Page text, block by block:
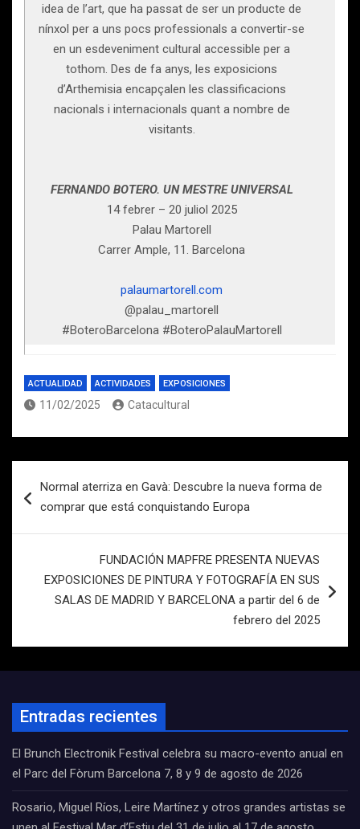
idea de l’art, que ha passat de ser un producte de
nínxol per a uns pocs professionals a convertir-se
en un esdeveniment cultural accessible per a
tothom. Des de fa anys, les exposicions
d’Arthemisia encapçalen les classificacions
nacionals i internacionals quant a nombre de
visitants.
FERNANDO BOTERO. UN MESTRE UNIVERSAL
14 febrer – 20 juliol 2025
Palau Martorell
Carrer Ample, 11. Barcelona
palaumartorell.com
@palau_martorell
#BoteroBarcelona #BoteroPalauMartorell
ACTUALIDAD ACTIVIDADES EXPOSICIONES
11/02/2025 Catacultural
de
Normal aterriza en Gavà: Descubre la nueva forma de
comprar que está conquistando Europa
FUNDACIÓN MAPFRE PRESENTA NUEVAS
EXPOSICIONES DE PINTURA Y FOTOGRAFÍA EN SUS
SALAS DE MADRID Y BARCELONA a partir del 6 de
febrero del 2025
Entradas recientes
El Brunch Electronik Festival celebra su macro-evento anual en
el Parc del Fòrum Barcelona 7, 8 y 9 de agosto de 2026
Rosario, Miguel Ríos, Leire Martínez y otros grandes artistas se